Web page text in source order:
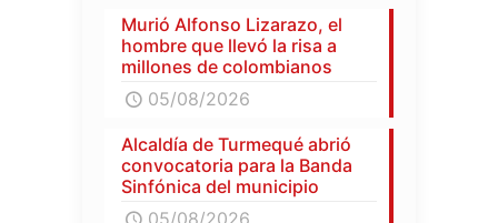
Murió Alfonso Lizarazo, el
hombre que llevó la risa a
millones de colombianos
05/08/2026
Alcaldía de Turmequé abrió
convocatoria para la Banda
Sinfónica del municipio